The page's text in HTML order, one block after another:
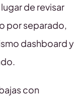
de revisar
por separado,
dashboard y
con